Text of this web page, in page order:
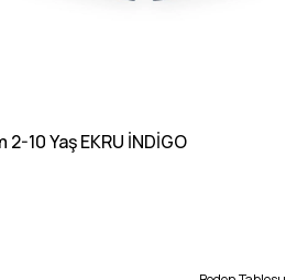
2-10 Yaş EKRU İNDİGO